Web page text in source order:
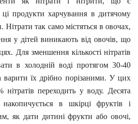
продукти харчування в дитячому
так само містяться в овочах,
у дітей виникають від овочів, що
Для зменшення кількості нітратів
в холодній воді протягом 30-40
їх дрібно порізаними. У цих
нітратів переходить у воду. Десята
накопичується в шкірці фруктів і
як дати дитині фрукти або овочі,